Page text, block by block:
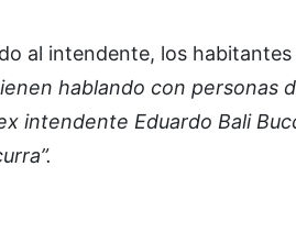
al intendente, los
hablando con personas
intendente Eduardo Bali